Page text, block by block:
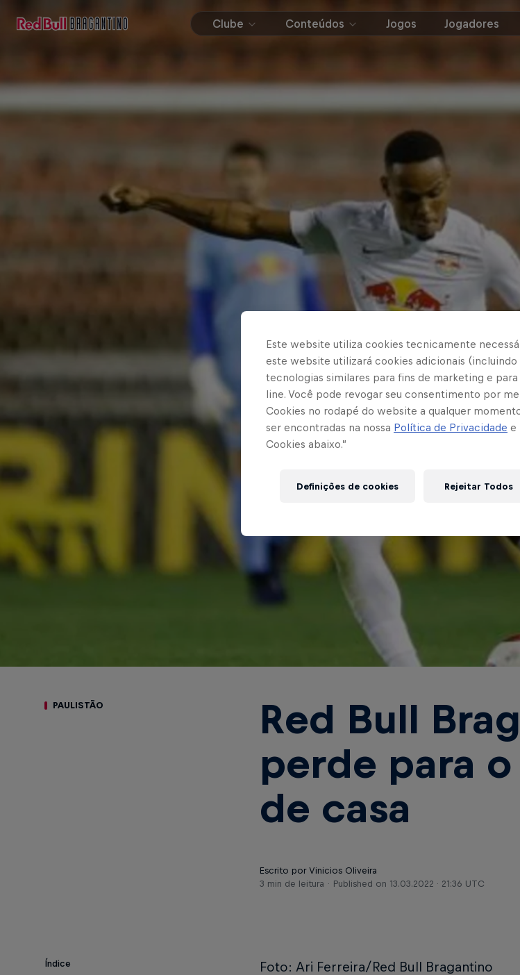
Clube Conteúdos Jogos Jogadores
PAULISTÃO
Red Bull
perde para
de casa
Escrito por Vinicios Oliveira
3 min de leitura
Published on 13.03.2022 · 21:36 UTC
Índice Foto: Ari Ferreira/Red Bull Bragantino
Este website utiliza cookies tecnicamente
este website utilizará cookies adicionais
tecnologias similares para fins de marketing e
line. Você pode revogar seu consentimento por
Cookies no rodapé do website a qualquer
ser encontradas na nossa Política de Privacidade e
Cookies abaixo.”
Definições de cookies Rejeitar Todos